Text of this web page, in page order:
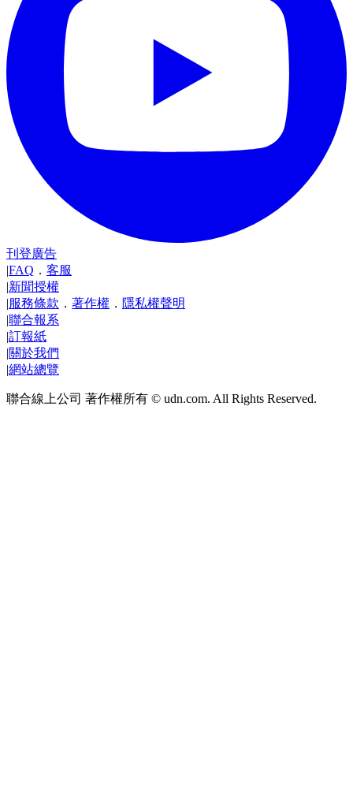
刊登廣告
|FAQ ． 客服
|新聞授權
|服務條款 ． 著作權 ． 隱私權聲明
|聯合報系
|訂報紙
|關於我們
|網站總覽
聯合線上公司 著作權所有 © udn.com. All Rights Reserved.